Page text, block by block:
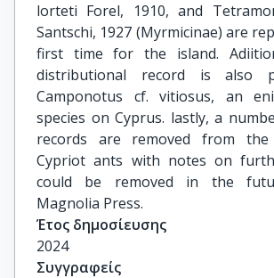
lorteti Forel, 1910, and
Santschi, 1927 (Myrmicinae) are
first time for the island.
distributional record is also
Camponotus cf. vitiosus, an
species on Cyprus. lastly, a
records are removed from
Cypriot ants with notes on
could be removed in the
Magnolia Press.
Έτος δημοσίευσης
2024
Συγγραφείς